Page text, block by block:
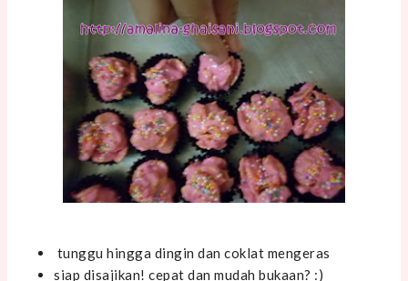
tunggu hingga dingin dan coklat mengeras
siap disajikan! cepat dan mudah bukaan? :)